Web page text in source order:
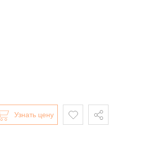
Узнать цену